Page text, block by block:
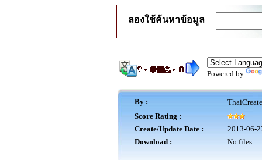
ลองใช้ค้นหาข้อมูล
Powered by
By :
Score Rating :
Create/Update Date :
2013-06-
Download :
No files